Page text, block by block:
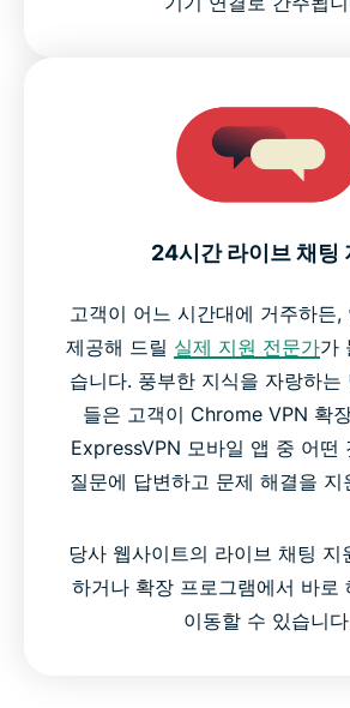
24시간 라이브 채팅
고객이 어느 시간대에 거주하든,
제공해 드릴 실제 지원 전문가가
습니다. 풍부한 지식을 자랑하는
들은 고객이 Chrome VPN 확
ExpressVPN 모바일 앱 중 어떤
질문에 답변하고 문제 해결을 지
당사 웹사이트의 라이브 채팅 지
하거나 확장 프로그램에서 바로
이동할 수 있습니